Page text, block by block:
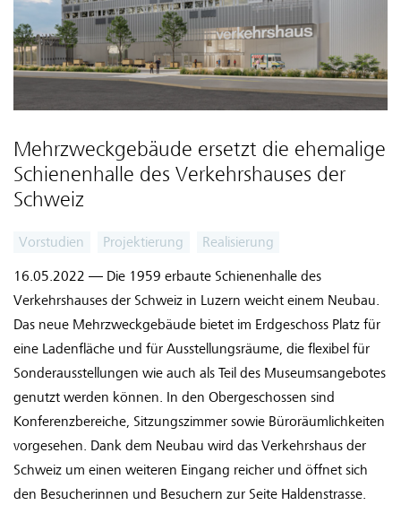
Mehrzweckgebäude ersetzt die ehemalige
Schienenhalle des Verkehrshauses der
Schweiz
Vorstudien Projektierung Realisierung
16.05.2022 — Die 1959 erbaute Schienenhalle des
Verkehrshauses der Schweiz in Luzern weicht einem Neubau.
Das neue Mehrzweckgebäude bietet im Erdgeschoss Platz für
eine Ladenfläche und für Ausstellungsräume, die flexibel für
Sonderausstellungen wie auch als Teil des Museumsangebotes
genutzt werden können. In den Obergeschossen sind
Konferenzbereiche, Sitzungszimmer sowie Büroräumlichkeiten
vorgesehen. Dank dem Neubau wird das Verkehrshaus der
Schweiz um einen weiteren Eingang reicher und öffnet sich
den Besucherinnen und Besuchern zur Seite Haldenstrasse.